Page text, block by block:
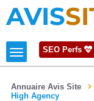
AVIS
SEO Perfs
Annuaire Avis Site
High Agency